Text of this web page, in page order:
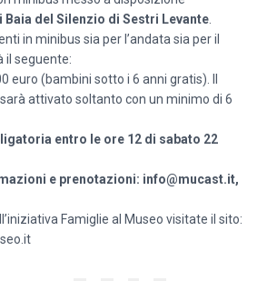
Baia del Silenzio di Sestri Levante
in minibus sia per l’andata sia per il
il seguente:
euro (bambini sotto i 6 anni gratis). Il
attivato soltanto con un minimo di 6
entro le ore 12 di sabato 22
e prenotazioni: info@mucast.it,
Famiglie al Museo visitate il sito: